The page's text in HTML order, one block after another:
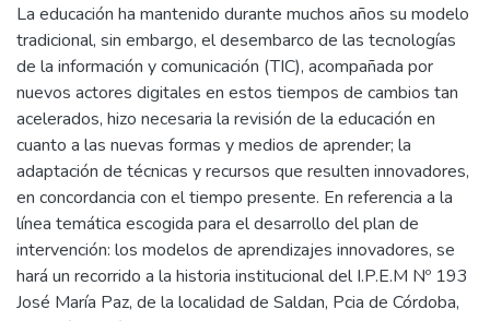
La educación ha mantenido durante muchos años su modelo
tradicional, sin embargo, el desembarco de las tecnologías
de la información y comunicación (TIC), acompañada por
nuevos actores digitales en estos tiempos de cambios tan
acelerados, hizo necesaria la revisión de la educación en
cuanto a las nuevas formas y medios de aprender; la
adaptación de técnicas y recursos que resulten innovadores,
en concordancia con el tiempo presente. En referencia a la
línea temática escogida para el desarrollo del plan de
intervención: los modelos de aprendizajes innovadores, se
hará un recorrido a la historia institucional del I.P.E.M Nº 193
José María Paz, de la localidad de Saldan, Pcia de Córdoba,